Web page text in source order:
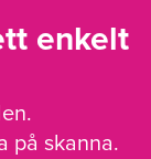
enkelt
på skanna.